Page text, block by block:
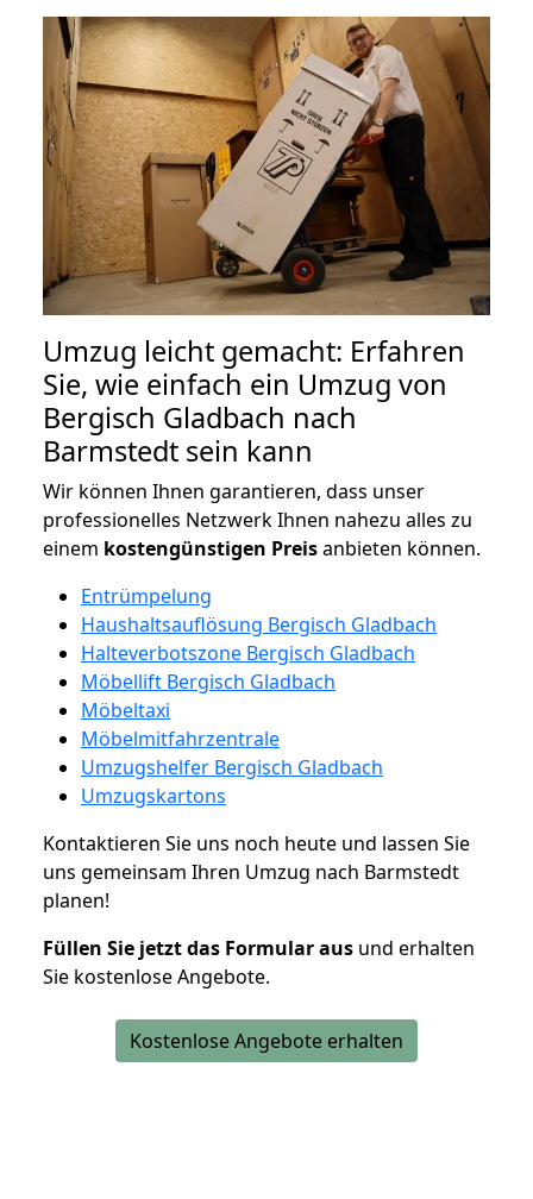
Umzug leicht gemacht: Erfahren
Sie, wie einfach ein Umzug von
Bergisch Gladbach nach
Barmstedt sein kann
Wir können Ihnen garantieren, dass unser
professionelles Netzwerk Ihnen nahezu alles zu
einem kostengünstigen Preisanbieten können.
Entrümpelung
Haushaltsauflösung Bergisch Gladbach
Halteverbotszone Bergisch Gladbach
Möbellift Bergisch Gladbach
Möbeltaxi
Möbelmitfahrzentrale
Umzugshelfer Bergisch Gladbach
Umzugskartons
Kontaktieren Sie uns noch heute und lassen Sie
uns gemeinsam Ihren Umzug nach Barmstedt
planen!
Füllen Sie jetzt das Formular aus und erhalten
Sie kostenlose Angebote.
Kostenlose Angebote erhalten